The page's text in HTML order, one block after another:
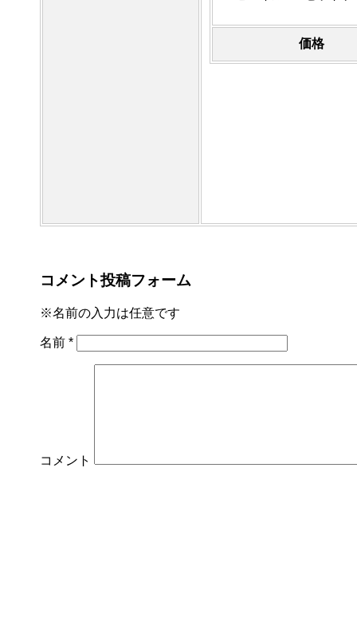
価格
コメント投稿フォーム
※名前の入力は任意です
名前 *
コメント